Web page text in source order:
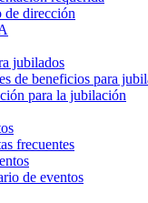
de dirección
jubilados
de beneficios para
para la jubilación
frecuentes
de eventos